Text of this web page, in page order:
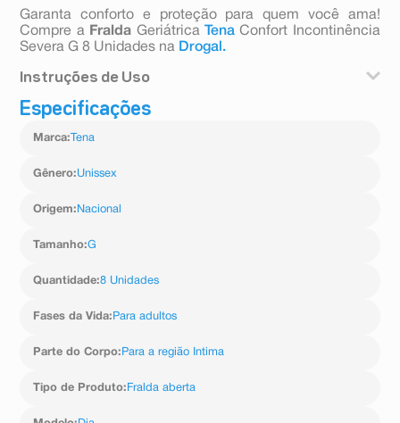
Garanta conforto e proteção para quem você ama!
Compre a Fralda Geriátrica TenaConfort Incontinência
Severa G 8 Unidades na Drogal.
Instruções de Uso
1. Abra a fralda e posicione sob o corpo do usuário.
cintura.
segurança.
Especificações
Marca: Tena
Gênero:Unissex
Origem: Nacional
Tamanho:G
Quantidade:8 Unidades
Fases da Vida: Para adultos
Parte do Corpo: Para a região Intima
Tipo de Produto: Fralda aberta